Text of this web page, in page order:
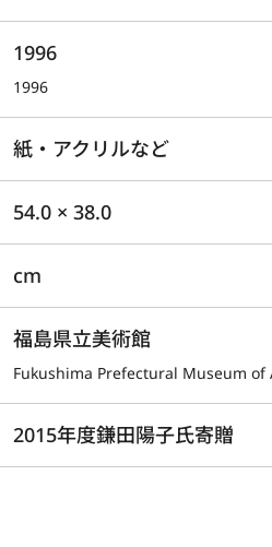
1996
1996
紙・アクリルなど
54.0 × 38.0
cm
福島県立美術館
Fukushima Prefectural Museum of
2015年度鎌田陽子氏寄贈